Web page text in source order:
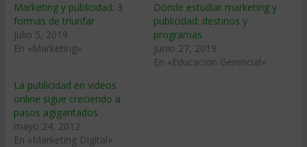
Marketing y publicidad: 3
formas de triunfar
julio 5, 2019
En «Marketing»
Dónde estudiar marketing y
publicidad: destinos y
programas
junio 27, 2019
En «Educacion Gerencial»
La publicidad en videos
online sigue creciendo a
pasos agigantados
mayo 24, 2012
En «Marketing Digital»